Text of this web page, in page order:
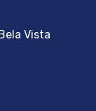
Vista